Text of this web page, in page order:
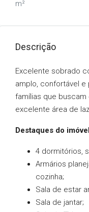
m²
Descrição
Excelente sobrado
amplo, confortável e
famílias que
excelente área de
Destaques do
4 dormitórios,
Armários
cozinha;
Sala de estar
Sala de jantar;